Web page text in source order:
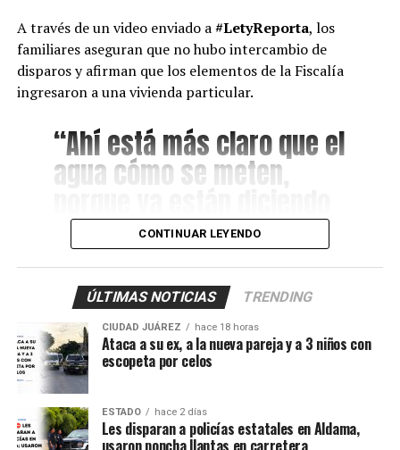
A través de un video enviado a#LetyReporta, los
familiares aseguran que no hubo intercambio de
disparos y afirman que los elementos de la Fiscalía
ingresaron a una vivienda particular.
“Ahí está más claro que el
agua cómo se meten,
que fue una denuncia
anónima. Para que
también vea la ciudadanía
que se meten a las casas
de gente normal y luego
los malandros, a gusto”.
De acuerdo con los primeros reportes, elementos del
CONTINUAR LEYENDO
ÚLTIMAS NOTICIAS TRENDING
CIUDAD JUÁREZ hace 18 horas
Ataca a su ex, a la nueva pareja y a 3 niños con
escopeta por celos
ESTADO hace 2 días
Les disparan a policías estatales en Aldama,